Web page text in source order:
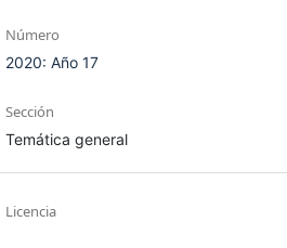
Número
2020: Año 17
Sección
Temática general
Licencia